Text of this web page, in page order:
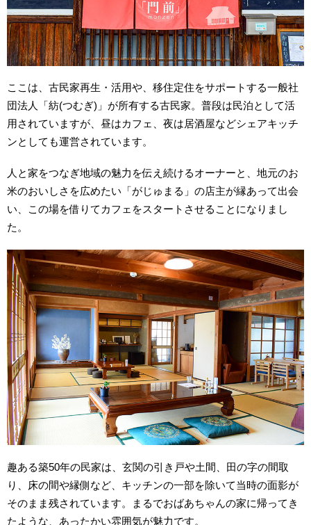
ここは、古民家再生・活用や、移住定住をサポートする一般社
団法人「紡(つむぎ)」が所有する古民家。普段は民泊として活
用されていますが、昼はカフェ、夜は居酒屋などシェアキッチ
ンとしても運営されています。
人と家をつなぎ地域の魅力を伝え続けるオーナーと、地元のお
米のおいしさを広めたい「がじゅまる」の店主が縁あって出会
い、この場を借りてカフェをスタートさせることになりまし
た。
趣ある築50年の民家は、玄関の引き戸や土間、田の字の間取
り、床の間や縁側など、キッチンの一部を除いて当時の面影が
そのまま残されています。まるでおばあちゃんの家に帰ってき
たような、あったかい雰囲気が魅力です。